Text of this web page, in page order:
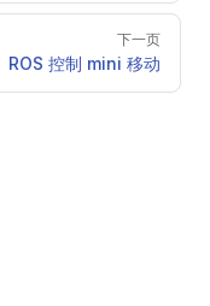
下一页
ROS 控制 mini 移动